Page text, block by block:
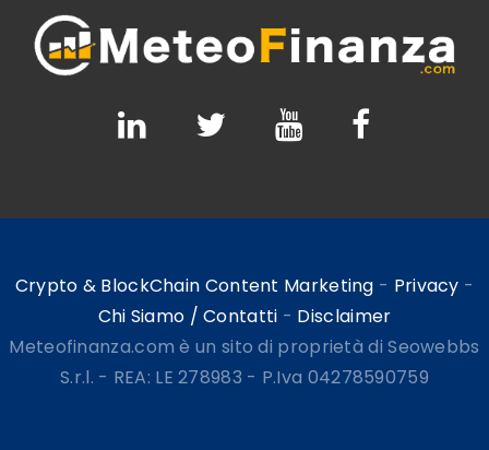
Crypto & BlockChain Content Marketing - Privacy -
Chi Siamo / Contatti - Disclaimer
Meteofinanza.com è un sito di proprietà di Seowebbs
S.r.l. - REA: LE 278983 - P.Iva 04278590759